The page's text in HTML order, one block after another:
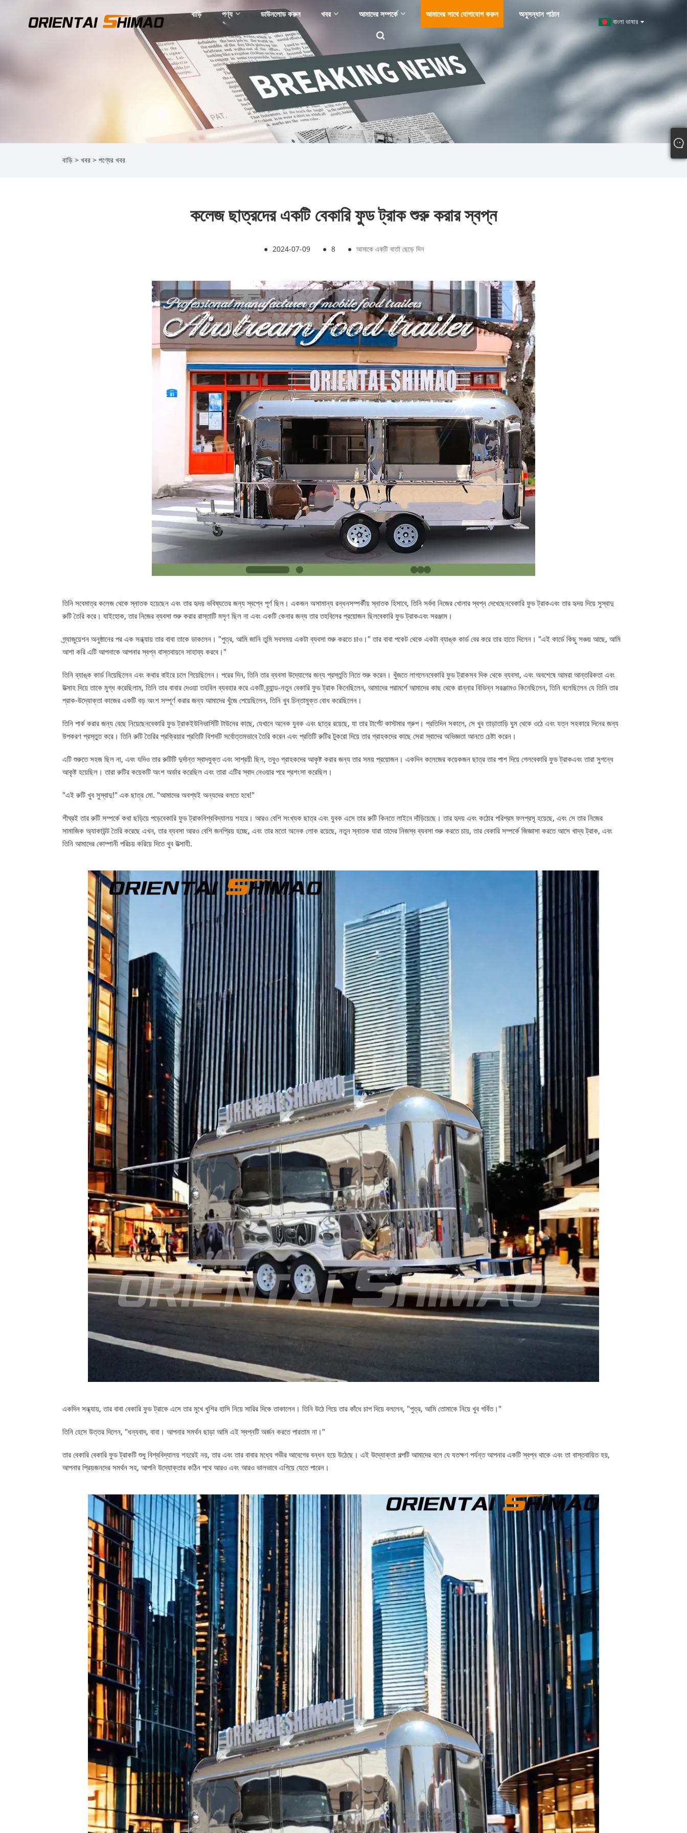
বাড়ি পণ্য ডাউনলোড করুন খবর আমাদের সম্পর্কে আমাদের সাথে যোগাযোগ করুন অনুসন্ধান পাঠান
বাংলা ভাষার
বাড়ি > খবর > পণ্যের খবর
কলেজ ছাত্রদের একটি বেকারি ফুড ট্রাক শুরু করার স্বপ্ন
● 2024-07-09 ● 8 ● আমাকে একটি বার্তা ছেড়ে দিন
তিনি সবেমাত্র কলেজ থেকে স্নাতক হয়েছেন এবং তার হৃদয় ভবিষ্যতের জন্য স্বপ্নে পূর্ণ ছিল। একজন অসামান্য রন্ধনসম্পর্কীয় স্নাতক হিসাবে, তিনি সর্বদা নিজের খোলার স্বপ্ন দেখেছেনবেকারি ফুড ট্রাকএবং তার হৃদয় দিয়ে সুস্বাদু
রুটি তৈরি করে। যাইহোক, তার নিজের ব্যবসা শুরু করার রাস্তাটি মসৃণ ছিল না এবং একটি কেনার জন্য তার তহবিলের প্রয়োজন ছিলবেকারি ফুড ট্রাকএবং সরঞ্জাম।
গ্র্যাজুয়েশন অনুষ্ঠানের পর এক সন্ধ্যায় তার বাবা তাকে ডাকলেন। "পুত্র, আমি জানি তুমি সবসময় একটা ব্যবসা শুরু করতে চাও।" তার বাবা পকেট থেকে একটা ব্যাঙ্ক কার্ড বের করে তার হাতে দিলেন। "এই কার্ডে কিছু সঞ্চয় আছে, আমি
আশা করি এটি আপনাকে আপনার স্বপ্ন বাস্তবায়নে সাহায্য করবে।"
তিনি ব্যাঙ্ক কার্ড নিয়েছিলেন এবং কথার বাইরে চলে গিয়েছিলেন। পরের দিন, তিনি তার ব্যবসা উদ্যোগের জন্য প্রস্তুতি নিতে শুরু করেন। খুঁজতে লাগলেনবেকারি ফুড ট্রাকসব দিক থেকে ব্যবসা, এবং অবশেষে আমরা আন্তরিকতা এবং
উত্সাহ দিয়ে তাকে মুগ্ধ করেছিলাম, তিনি তার বাবার দেওয়া তহবিল ব্যবহার করে একটি ব্র্যান্ড-নতুন বেকারি ফুড ট্রাক কিনেছিলেন, আমাদের পরামর্শে আমাদের কাছ থেকে রান্নার বিভিন্ন সরঞ্জামও কিনেছিলেন, তিনি বলেছিলেন যে তিনি তার
প্রাক-উদ্যোক্তা কাজের একটি বড় অংশ সম্পূর্ণ করার জন্য আমাদের খুঁজে পেয়েছিলেন, তিনি খুব চিন্তামুক্ত বোধ করেছিলেন।
তিনি পার্ক করার জন্য বেছে নিয়েছেনবেকারি ফুড ট্রাকইউনিভার্সিটি টাউনের কাছে, যেখানে অনেক যুবক এবং ছাত্র রয়েছে, যা তার টার্গেট কাস্টমার গ্রুপ। প্রতিদিন সকালে, সে খুব তাড়াতাড়ি ঘুম থেকে ওঠে এবং যত্ন সহকারে দিনের জন্য
উপকরণ প্রস্তুত করে। তিনি রুটি তৈরির প্রক্রিয়ার প্রতিটি বিশদটি সর্বোত্তমভাবে তৈরি করেন এবং প্রতিটি রুটির টুকরো দিয়ে তার গ্রাহকদের কাছে সেরা স্বাদের অভিজ্ঞতা আনতে চেষ্টা করেন।
এটি শুরুতে সহজ ছিল না, এবং যদিও তার রুটিটি দুর্দান্ত স্বাদযুক্ত এবং সাশ্রয়ী ছিল, তবুও গ্রাহকদের আকৃষ্ট করার জন্য তার সময় প্রয়োজন। একদিন কলেজের কয়েকজন ছাত্র তার পাশ দিয়ে গেলবেকারি ফুড ট্রাকএবং তারা সুগন্ধে
আকৃষ্ট হয়েছিল। তারা রুটির কয়েকটি অংশ অর্ডার করেছিল এবং তারা এটির স্বাদ নেওয়ার পরে প্রশংসা করেছিল।
"এই রুটি খুব সুস্বাদু!" এক ছাত্র মো. "আমাদের অবশ্যই অন্যদের বলতে হবে!"
শীঘ্রই তার রুটি সম্পর্কে কথা ছড়িয়ে পড়েবেকারি ফুড ট্রাকবিশ্ববিদ্যালয় শহরে। আরও বেশি সংখ্যক ছাত্র এবং যুবক এসে তার রুটি কিনতে লাইনে দাঁড়িয়েছে। তার হৃদয় এবং কঠোর পরিশ্রম ফলপ্রসূ হয়েছে, এবং সে তার নিজের
সামাজিক অ্যাকাউন্ট তৈরি করেছে এখন, তার ব্যবসা আরও বেশি জনপ্রিয় হচ্ছে, এবং তার মতো অনেক লোক রয়েছে, নতুন স্নাতক যারা তাদের নিজস্ব ব্যবসা শুরু করতে চায়, তার বেকারি সম্পর্কে জিজ্ঞাসা করতে আসে খাদ্য ট্রাক, এবং
তিনি আমাদের কোম্পানী পরিচয় করিয়ে দিতে খুব উত্সাহী.
একদিন সন্ধ্যায়, তার বাবা বেকারি ফুড ট্রাকে এসে তার মুখে খুশির হাসি নিয়ে সারির দিকে তাকালেন। তিনি উঠে গিয়ে তার কাঁধে চাপ দিয়ে বললেন, "পুত্র, আমি তোমাকে নিয়ে খুব গর্বিত।"
তিনি হেসে উত্তর দিলেন, "ধন্যবাদ, বাবা। আপনার সমর্থন ছাড়া আমি এই স্বপ্নটি অর্জন করতে পারতাম না।"
তার বেকারি বেকারি ফুড ট্রাকটি শুধু বিশ্ববিদ্যালয় শহরেই নয়, তার এবং তার বাবার মধ্যে গভীর আবেগের বন্ধন হয়ে উঠেছে। এই উদ্যোক্তা গল্পটি আমাদের বলে যে যতক্ষণ পর্যন্ত আপনার একটি স্বপ্ন থাকে এবং তা বাস্তবায়িত হয়,
আপনার প্রিয়জনদের সমর্থন সহ, আপনি উদ্যোক্তার কঠিন পথে আরও এবং আরও ভালভাবে এগিয়ে যেতে পারেন।